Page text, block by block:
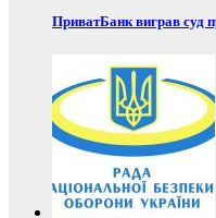
ПриватБанк виграв суд